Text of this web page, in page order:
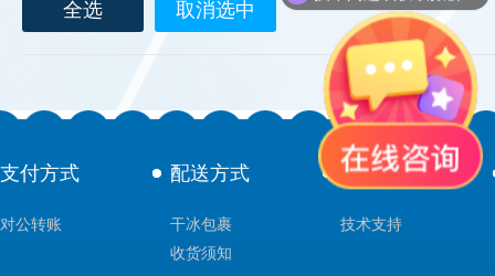
LGC Maine Standards Biolife
AbD Serotec
全选 取消选中
支付方式
对公转账
配送方式
干冰包裹
收货须知
售后服务
技术支持